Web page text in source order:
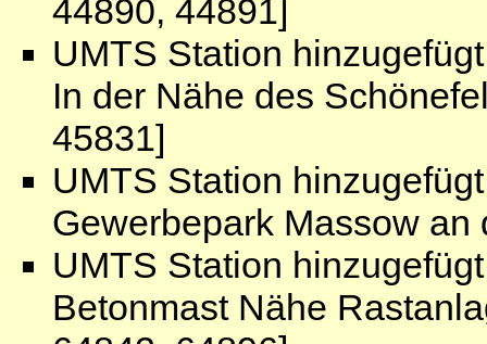
44890, 44891]
UMTS Station
In der Nähe des
45831]
UMTS Station
Gewerbepark Massow an
UMTS Station
Betonmast Nähe